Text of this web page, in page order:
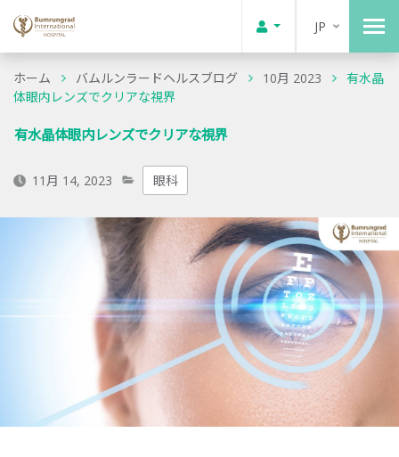
JP
ホーム バムルンラードヘルスブログ 10月 2023
有水晶
体眼内レンズでクリアな視界
有水晶体眼内レンズでクリアな視界
11月 14, 2023 眼科